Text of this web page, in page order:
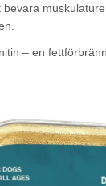
bevara
– en